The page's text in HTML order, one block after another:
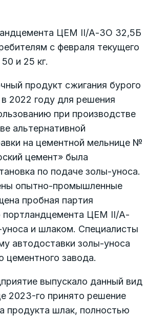
ЦЕМ II/А-ЗО 32,5Б
с февраля текущего
и 25 кг.
продукт сжигания бурого
2022 году для решения
при производстве
альтернативной
на цементной мельнице №
цемент» была
по подаче золы-уноса.
опытно-промышленные
пробная партия
портландцемента ЦЕМ II/А-
и шлаком. Специалисты
автодоставки золы-уноса
цементного завода.
выпускало данный вид
2023-го принято решение
продукта шлак, полностью